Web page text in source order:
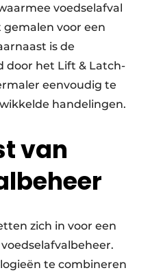
voedselafval
voor een
is de
door het Lift & Latch-
eenvoudig te
handelingen.
van
zich in voor een
te combineren